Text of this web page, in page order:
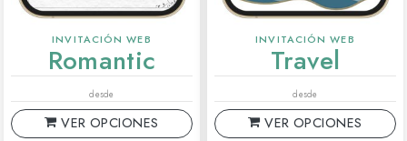
INVITACIÓN WEB
Romantic
desde
VER OPCIONES
INVITACIÓN WEB
Travel
desde
VER OPCIONES